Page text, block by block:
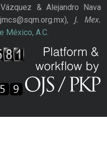
& Alejandro Nava
J. Mex.
México, A.C.